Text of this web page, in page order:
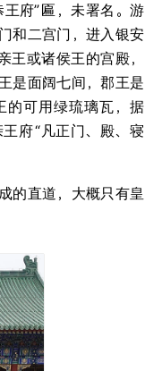
王府”匾，未署名。游
和二宫门，进入银安
王或诸侯王的宫殿，
是面阔七间，郡王是
的可用绿琉璃瓦，据
王府“凡正门、殿、寝
的直道，大概只有皇